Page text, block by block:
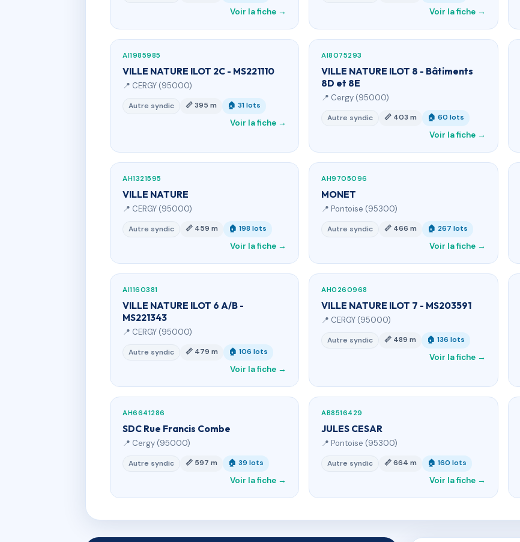
Voir la fiche → Voir la fiche →
AI1985985
VILLE NATURE ILOT 2C - MS221110
📍 CERGY (95000)
Autre syndic 📏 395 m 🏠 31 lots
Voir la fiche →
AI8075293
VILLE NATURE ILOT 8 - Bâtiments
8D et 8E
📍 Cergy (95000)
Autre syndic 📏 403 m 🏠 60 lots
Voir la fiche →
AH1321595
VILLE NATURE
📍 CERGY (95000)
Autre syndic 📏 459 m 🏠 198 lots
Voir la fiche →
AH9705096
MONET
📍 Pontoise (95300)
Autre syndic 📏 466 m 🏠 267 lots
Voir la fiche →
AI1160381
VILLE NATURE ILOT 6 A/B -
MS221343
📍 CERGY (95000)
Autre syndic 📏 479 m 🏠 106 lots
Voir la fiche →
AH0260968
VILLE NATURE ILOT 7 - MS203591
📍 CERGY (95000)
Autre syndic 📏 489 m 🏠 136 lots
Voir la fiche →
AH6641286
SDC Rue Francis Combe
📍 Cergy (95000)
Autre syndic 📏 597 m 🏠 39 lots
Voir la fiche →
AB8516429
JULES CESAR
📍 Pontoise (95300)
Autre syndic 📏 664 m 🏠 160 lots
Voir la fiche →